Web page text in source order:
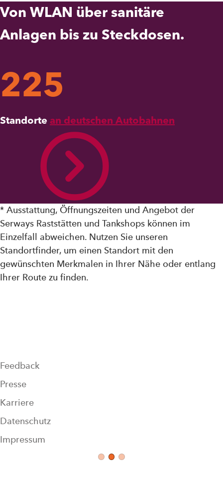
Von WLAN über sanitäre
Anlagen bis zu Steckdosen.
225
Standorte an deutschen Autobahnen
* Ausstattung, Öffnungszeiten und Angebot der
Serways Raststätten und Tankshops können im
Einzelfall abweichen. Nutzen Sie unseren
Standortfinder, um einen Standort mit den
gewünschten Merkmalen in Ihrer Nähe oder entlang
Ihrer Route zu finden.
Feedback
Presse
Karriere
Datenschutz
Impressum